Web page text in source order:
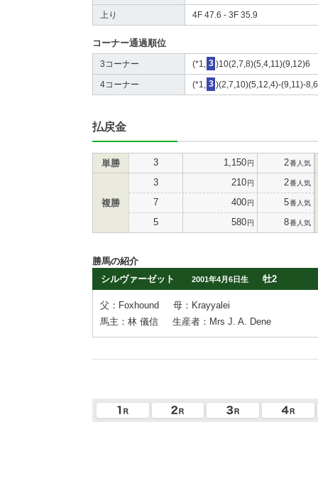
上り 4F 47.6 - 3F 35.9
コーナー通過順位
3コーナー (*1, 3 )10(2,7,8)(5,4,11)(9,12)6
4コーナー (*1, 3 )(2,7,10)(5,12,4)-(9,11)-8,6
払戻金
単勝 3 1,150円 2番人気
複勝
3 210円 2番人気
7 400円 5番人気
5 580円 8番人気
勝馬の紹介
シルヴァーゼット
2001年4月6日生 牡2
父：Foxhound
母：Krayyalei
馬主：林 儀信
生産者：Mrs J. A. Dene